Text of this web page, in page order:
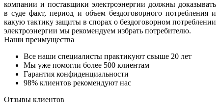
компании и поставщики электроэнергии должны доказывать
в суде факт, период и объем бездоговорного потребления и
какую тактику защиты в спорах о бездоговорном потреблении
электроэнергии мы рекомендуем избрать потребителю.
Наши преимущества
Все наши специалисты практикуют свыше 20 лет
Мы уже помогли более 500 клиентам
Гарантия конфиденциальности
98% клиентов рекомендуют нас
Отзывы клиентов